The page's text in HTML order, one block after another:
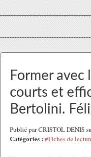
Former
courts et
Bertolini.
Publié par CRISTOL DENIS
Catégories : #Fiches de